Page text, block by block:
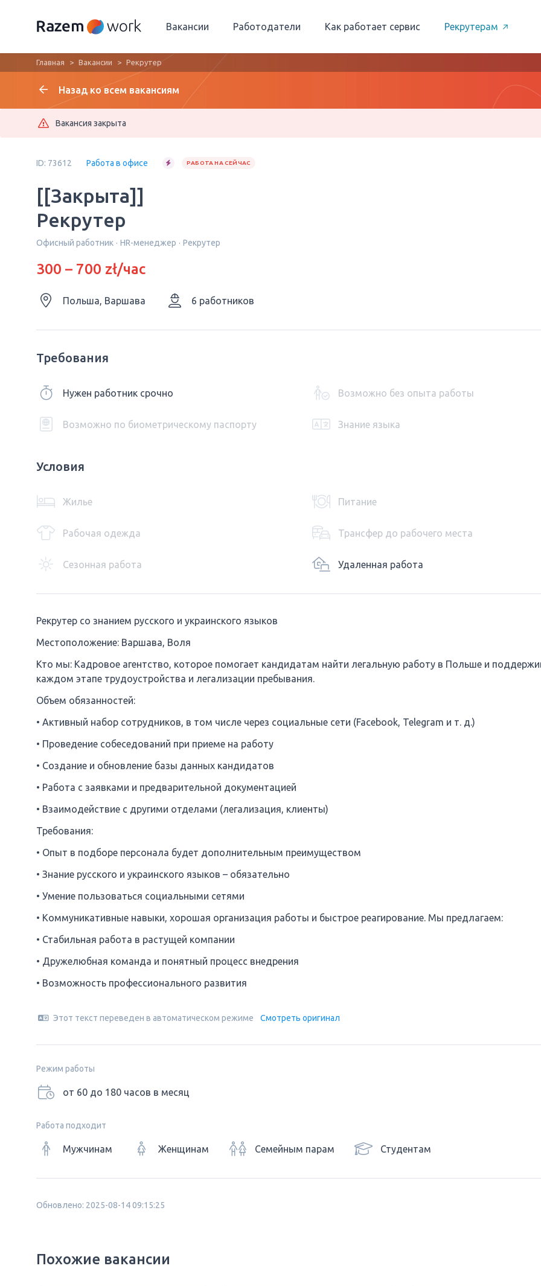
Вакансии Работодатели Как работает сервис Рекрутерам
Главная Вакансии Рекрутер
Назад ко всем вакансиям
Вакансия закрыта
ID: 73612 Работа в офисе РАБОТА НА СЕЙЧАС
[[Закрыта]]
Рекрутер
Офисный работник HR-менеджер Рекрутер
300 – 700 zł/час
Польша, Варшава 6 работников
Требования
Нужен работник срочно Возможно без опыта работы
Возможно по биометрическому паспорту Знание языка
Условия
Жилье Питание
Рабочая одежда Трансфер до рабочего места
Сезонная работа Удаленная работа
Рекрутер со знанием русского и украинского языков
Местоположение: Варшава, Воля
Кто мы: Кадровое агентство, которое помогает кандидатам найти легальную работу в Польше и
каждом этапе трудоустройства и легализации пребывания.
Объем обязанностей:
• Активный набор сотрудников, в том числе через социальные сети (Facebook, Telegram и т. д.)
• Проведение собеседований при приеме на работу
• Создание и обновление базы данных кандидатов
• Работа с заявками и предварительной документацией
• Взаимодействие с другими отделами (легализация, клиенты)
Требования:
• Опыт в подборе персонала будет дополнительным преимуществом
• Знание русского и украинского языков – обязательно
• Умение пользоваться социальными сетями
• Коммуникативные навыки, хорошая организация работы и быстрое реагирование. Мы предлагаем:
• Стабильная работа в растущей компании
• Дружелюбная команда и понятный процесс внедрения
• Возможность профессионального развития
Этот текст переведен в автоматическом режиме Смотреть оригинал
Режим работы
от 60 до 180 часов в месяц
Работа подходит
Мужчинам Женщинам Семейным парам Студентам
Обновлено: 2025-08-14 09:15:25
Похожие вакансии